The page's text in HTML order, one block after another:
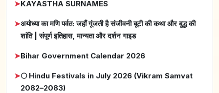
➤KAYASTHA SURNAMES
➤अयोध्या का मणि पर्वत: जहाँ गूंजती है संजीवनी बूटी की कथा और बुद्ध की
शांति | संपूर्ण इतिहास, मान्यता और दर्शन गाइड
➤Bihar Government Calendar 2026
➤🌕 Hindu Festivals in July 2026 (Vikram Samvat
2082–2083)